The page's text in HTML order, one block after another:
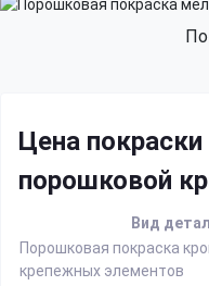
Цена
порошковой
Вид
Порошковая покраска
крепежных элементов